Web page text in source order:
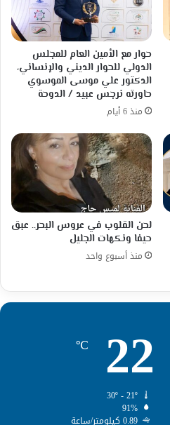
حوار مع الأمين العام للمجلس
الدولي للحوار الديني والإنساني،
الدكتور علي موسى الموسوي
حاورته نرجس عبيد / الدوحة
منذ 6 أيام
لحن القلوب في عروس البحر.. عبق
حيفا ونكهات الجليل
منذ أسبوع واحد
22
℃
91%
0.89 كيلومتر/ساعة